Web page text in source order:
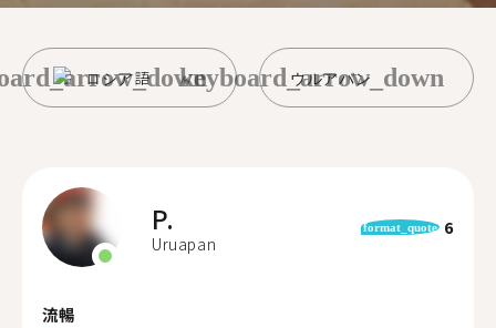
ロシア語 ウルアパン
keyboard_arrow_down
P.
Uruapan
format_quote 6
流暢